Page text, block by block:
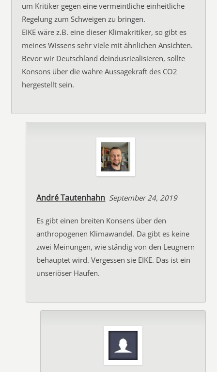
um Kritiker gegen eine vermeintliche einheitliche
Regelung zum Schweigen zu bringen.
EIKE wäre z.B. eine dieser Klimakritiker, so gibt es
meines Wissens sehr viele mit ähnlichen Ansichten.
Bevor wir Deutschland deindusriealisieren, sollte
Konsons über die wahre Aussagekraft des CO2
hergestellt sein.
André Tautenhahn September 24, 2019
Es gibt einen breiten Konsens über den
anthropogenen Klimawandel. Da gibt es keine
zwei Meinungen, wie ständig von den Leugnern
behauptet wird. Vergessen sie EIKE. Das ist ein
unseriöser Haufen.